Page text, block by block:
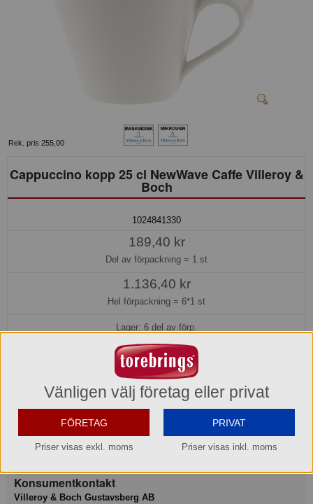
Rek. pris 255,00
Cappuccino kopp 25 cl NewWave Caffe Villeroy &
Boch
1024841330
189,40 kr
Del av förpackning = 1 st
1.136,40 kr
Hel förpackning = 6*1 st
Lager: 6 del av förp.
Köp »
Produktinformation
Varumärke
Villeroy & Boch
Konsumentkontakt
Villeroy & Boch Gustavsberg AB
Vänligen välj företag eller privat
FÖRETAG
Priser visas exkl. moms
PRIVAT
Priser visas inkl. moms